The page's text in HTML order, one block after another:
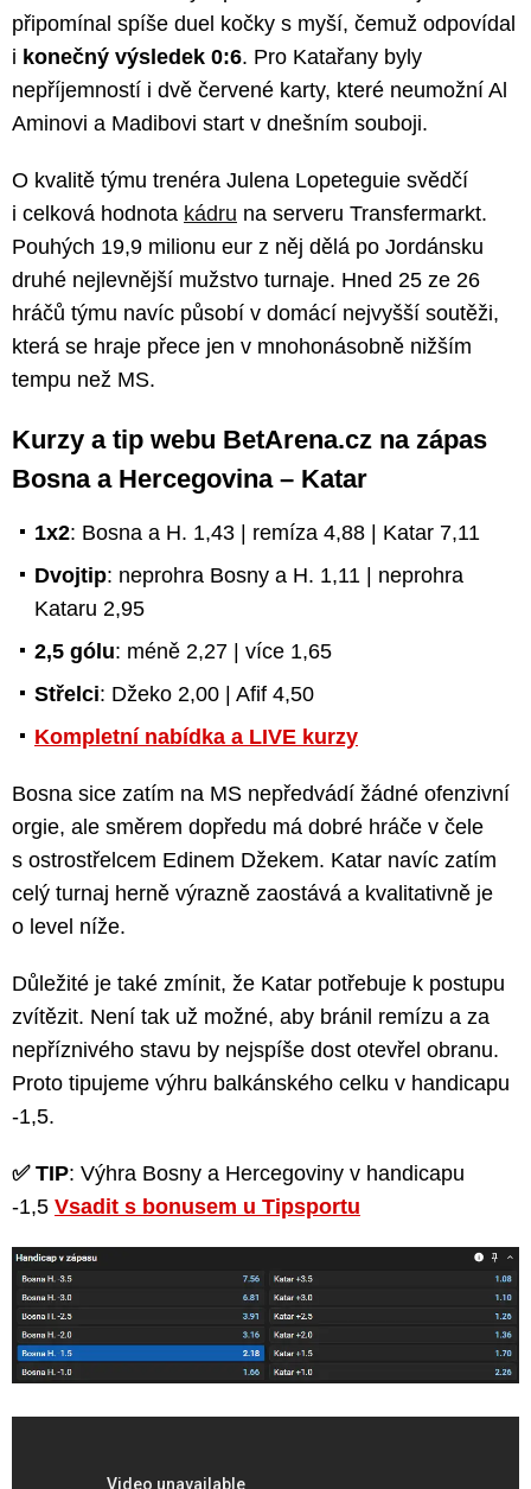
připomínal spíše duel kočky s myší, čemuž odpovídal
i konečný výsledek 0:6. Pro Katařany byly
nepříjemností i dvě červené karty, které neumožní Al
Aminovi a Madibovi start v dnešním souboji.
O kvalitě týmu trenéra Julena Lopeteguie svědčí
i celková hodnota kádru na serveru Transfermarkt.
Pouhých 19,9 milionu eur z něj dělá po Jordánsku
druhé nejlevnější mužstvo turnaje. Hned 25 ze 26
hráčů týmu navíc působí v domácí nejvyšší soutěži,
která se hraje přece jen v mnohonásobně nižším
tempu než MS.
Kurzy a tip webu BetArena.cz na zápas
Bosna a Hercegovina – Katar
1x2: Bosna a H. 1,43 | remíza 4,88 | Katar 7,11
Dvojtip: neprohra Bosny a H. 1,11 | neprohra
Kataru 2,95
2,5 gólu: méně 2,27 | více 1,65
Střelci: Džeko 2,00 | Afif 4,50
Kompletní nabídka a LIVE kurzy
Bosna sice zatím na MS nepředvádí žádné ofenzivní
orgie, ale směrem dopředu má dobré hráče v čele
s ostrostřelcem Edinem Džekem. Katar navíc zatím
celý turnaj herně výrazně zaostává a kvalitativně je
o level níže.
Důležité je také zmínit, že Katar potřebuje k postupu
zvítězit. Není tak už možné, aby bránil remízu a za
nepříznivého stavu by nejspíše dost otevřel obranu.
Proto tipujeme výhru balkánského celku v handicapu
-1,5.
✅ TIP: Výhra Bosny a Hercegoviny v handicapu
-1,5 Vsadit s bonusem u Tipsportu